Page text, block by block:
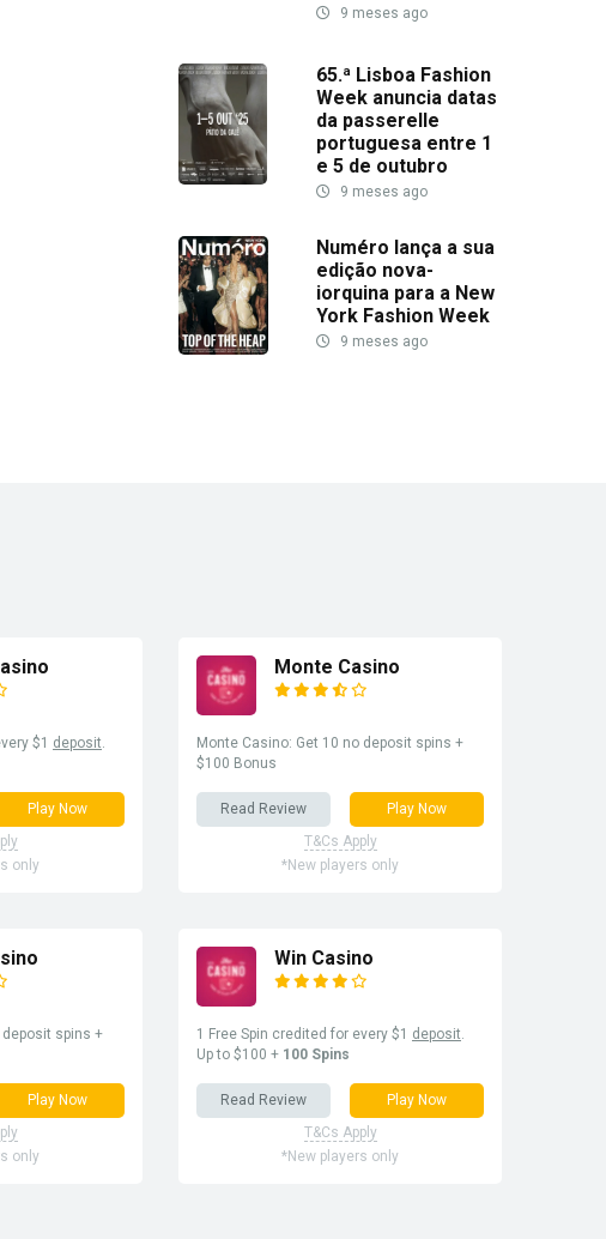
9 meses ago
65.ª Lisboa Fashion
Week anuncia datas
da passerelle
portuguesa entre 1
e 5 de outubro
9 meses ago
Numéro lança a sua
edição nova-
iorquina para a New
York Fashion Week
9 meses ago
$1 deposit
Play Now
only
Monte Casino
Monte Casino: Get 10 no deposit spins +
$100 Bonus
Read Review
Play Now
T&Cs Apply
*New players only
deposit spins +
Play Now
only
Win Casino
1 Free Spin credited for every $1 deposit
Up to $100 + 100 Spins
Read Review
Play Now
T&Cs Apply
*New players only